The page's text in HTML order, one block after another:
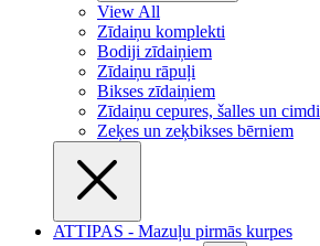
View All
Zīdaiņu komplekti
Bodiji zīdaiņiem
Zīdaiņu rāpuļi
Bikses zīdaiņiem
Zīdaiņu cepures, šalles un cimdi
Zeķes un zeķbikses bērniem
ATTIPAS - Mazuļu pirmās kurpes